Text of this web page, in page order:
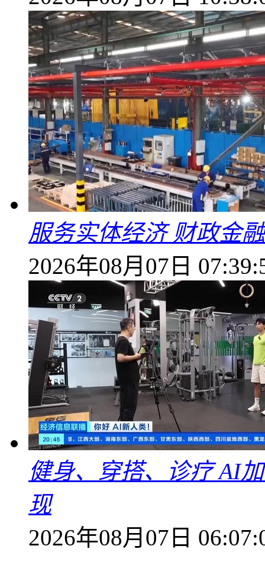
服务实体经济 财政金
2026年08月07日
健身、穿搭、诊疗 AI
现
2026年08月07日